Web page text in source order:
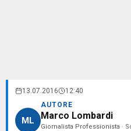
13.07.2016 12:40
ML
AUTORE
Marco Lombardi
Giornalista Professionista ·